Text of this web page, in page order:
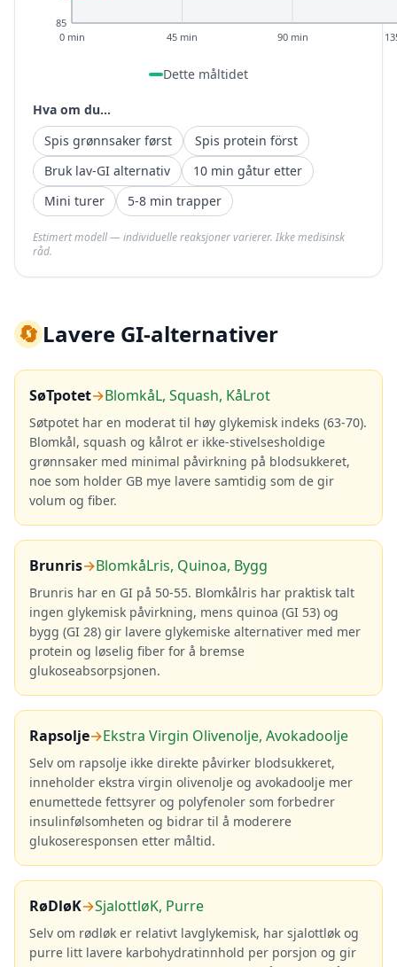
85
0 min 45 min 90 min
Dette måltidet
Hva om du...
Spis grønnsaker først
Spis protein först
Bruk lav-GI alternativ
10 min gåtur etter
Mini turer
5-8 min trapper
Estimert modell — individuelle reaksjoner varierer. Ikke medisinsk
råd.
🔄Lavere GI-alternativer
SøTpotet→BlomkåL, Squash, KåLrot
Søtpotet har en moderat til høy glykemisk indeks (63-70).
Blomkål, squash og kålrot er ikke-stivelsesholdige
grønnsaker med minimal påvirkning på blodsukkeret,
noe som holder GB mye lavere samtidig som de gir
volum og fiber.
Brunris→BlomkåLris, Quinoa, Bygg
Brunris har en GI på 50-55. Blomkålris har praktisk talt
ingen glykemisk påvirkning, mens quinoa (GI 53) og
bygg (GI 28) gir lavere glykemiske alternativer med mer
protein og løselig fiber for å bremse
glukoseabsorpsjonen.
Rapsolje→Ekstra Virgin Olivenolje, Avokadoolje
Selv om rapsolje ikke direkte påvirker blodsukkeret,
inneholder ekstra virgin olivenolje og avokadoolje mer
enumettede fettsyrer og polyfenoler som forbedrer
insulinfølsomheten og bidrar til å moderere
glukoseresponsen etter måltid.
RøDløK→SjalottløK, Purre
Selv om rødløk er relativt lavglykemisk, har sjalottløk og
purre litt lavere karbohydratinnhold per porsjon og gir